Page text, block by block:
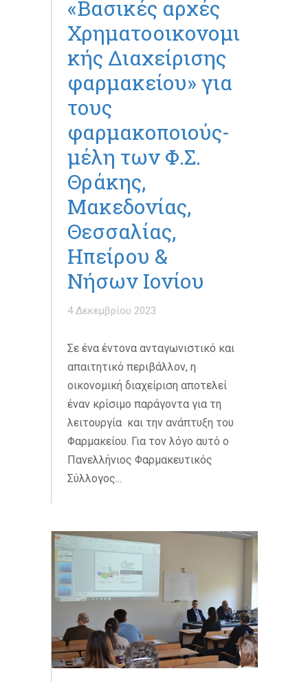
«Βασικές αρχές
Χρηματοοικονομι
κής Διαχείρισης
φαρμακείου» για
τους
φαρμακοποιούς-
μέλη των Φ.Σ.
Θράκης,
Μακεδονίας,
Θεσσαλίας,
Ηπείρου &
Νήσων Ιονίου
4 Δεκεμβρίου 2023
Σε ένα έντονα ανταγωνιστικό και
απαιτητικό περιβάλλον, η
οικονομική διαχείριση αποτελεί
έναν κρίσιμο παράγοντα για τη
λειτουργία και την ανάπτυξη του
Φαρμακείου. Για τον λόγο αυτό ο
Πανελλήνιος Φαρμακευτικός
Σύλλογος...